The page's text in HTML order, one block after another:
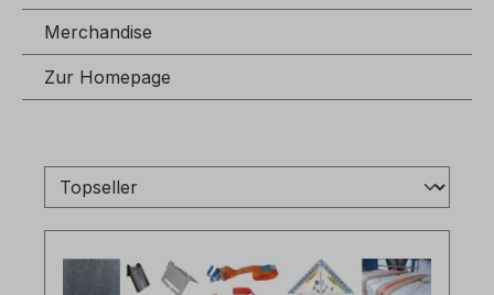
Merchandise
Zur Homepage